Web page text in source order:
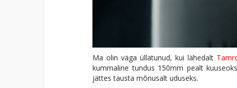
Ma olin väga üllatunud, kui lähedalt
kummaline tundus 150mm pealt
jättes tausta mõnusalt uduseks.